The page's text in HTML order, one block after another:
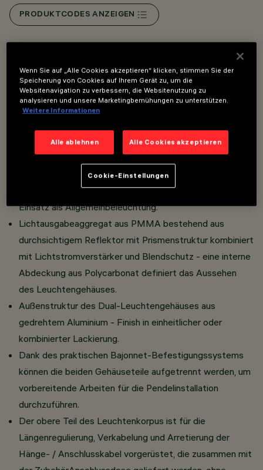
PRODUKTCODES ANZEIGEN
Die Leuchte in der Version Pure zeichnet sich durch
einen transluzenten, strukturierten unteren Außenring
Lichtkörper für direkte Beleuchtung - Pendelleuchte.
UGR<19 Version.
LED mit hohem Farbwiedergabeindex -
Lichtausstrahlung mit hoher Leuchtleistung für den
Einsatz als Allgemeinbeleuchtung.
Lichtausgabeaggregat aus PMMA bestehend aus
durchsichtigem Reflektor mit Prismenstruktur kombiniert
mit Lichtstromverstärker und Blendschutz - eine interne
Abdeckung aus Polycarbonat definiert das Aussehen
des Leuchtengehäuses.
Außenstruktur des Dual-Leuchtengehäuses aus
gedrehtem Aluminium - Finish in einheitlicher oder
kombinierter Lackierung.
Dank des praktischen Bajonnet-Befestigungssystems
können die beiden Gehäuseteile aufgetrennt werden, um
vorbereitende Arbeiten für die Pendelinstallation
durchzuführen.
Der obere Teil des Leuchtenkorpus ist für die
Längenregulierung, Verkabelung und Arretierung der
Hänge- / Anschlusskabel vorgerüstet, die zusammen mit
Wenn Sie auf „Alle Cookies akzeptieren“ klicken, stimmen Sie der
Speicherung von Cookies auf Ihrem Gerät zu, um die
Websitenavigation zu verbessern, die Websitenutzung zu
analysieren und unsere Marketingbemühungen zu unterstützen.
Weitere Informationen
Alle ablehnen Alle Cookies akzeptieren
Cookie-Einstellungen